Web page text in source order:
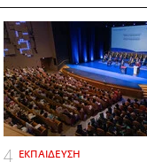
ΕΚΠΑΙΔΕΥΣΗ